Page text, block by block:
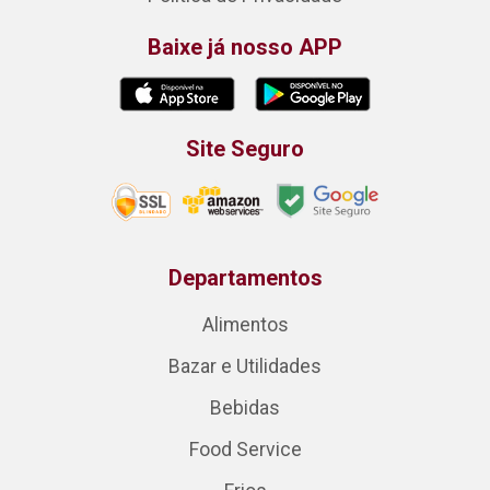
Baixe já nosso APP
Site Seguro
Departamentos
Alimentos
Bazar e Utilidades
Bebidas
Food Service